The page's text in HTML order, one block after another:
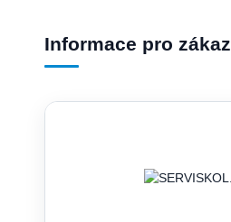
Informace pro